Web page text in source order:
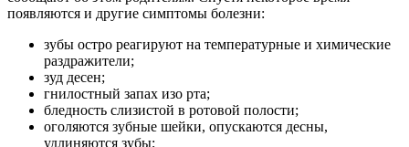
появляются и другие симптомы болезни:
зубы остро реагируют на температурные и химические
раздражители;
зуд десен;
гнилостный запах изо рта;
бледность слизистой в ротовой полости;
оголяются зубные шейки, опускаются десны,
удлиняются зубы;